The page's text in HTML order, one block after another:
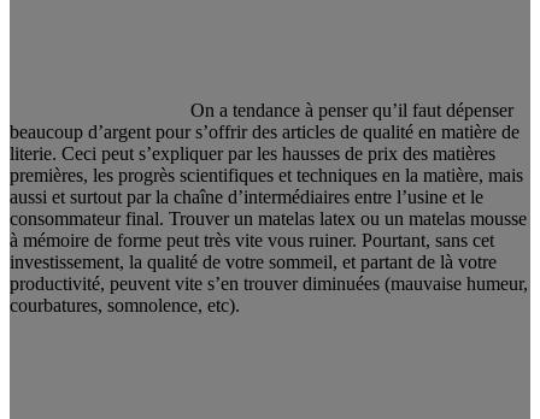
On a tendance à penser qu’il faut dépenser
beaucoup d’argent pour s’offrir des articles de qualité en matière de
literie. Ceci peut s’expliquer par les hausses de prix des matières
premières, les progrès scientifiques et techniques en la matière, mais
aussi et surtout par la chaîne d’intermédiaires entre l’usine et le
consommateur final. Trouver un matelas latex ou un matelas mousse
à mémoire de forme peut très vite vous ruiner. Pourtant, sans cet
investissement, la qualité de votre sommeil, et partant de là votre
productivité, peuvent vite s’en trouver diminuées (mauvaise humeur,
courbatures, somnolence, etc).